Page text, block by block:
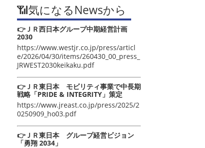
📶気になるNewsから
👉ＪＲ西日本グループ中期経営計画
2030
https://www.westjr.co.jp/press/articl
e/2026/04/30/items/260430_00_press_
JRWEST2030keikaku.pdf
👉ＪＲ東日本 モビリティ事業で中長期
戦略「PRIDE & INTEGRITY」策定
https://www.jreast.co.jp/press/2025/2
0250909_ho03.pdf
👉ＪＲ東日本 グループ経営ビジョン
「勇翔 2034」